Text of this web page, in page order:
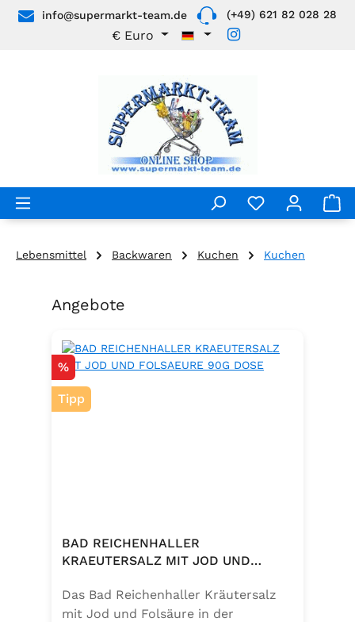
Zum Hauptinhalt springen
info@supermarkt-team.de (+49) 621 82 028 28
€ Euro
Lebensmittel Backwaren Kuchen Kuchen
Produktgalerie überspringen
Angebote
Rabatt
%
Tipp
BAD REICHENHALLER
KRAEUTERSALZ MIT JOD UND
Das Bad Reichenhaller Kräutersalz
mit Jod und Folsäure in der